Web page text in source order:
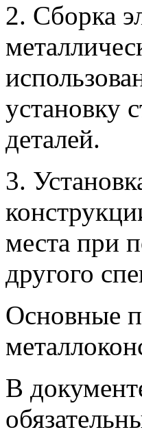
2. Сборка
установку
деталей.
3.
места при
другого
Основные
В